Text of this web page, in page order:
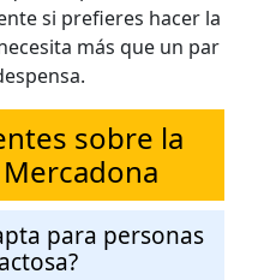
si prefieres hacer la
más que un par
sobre la
para personas